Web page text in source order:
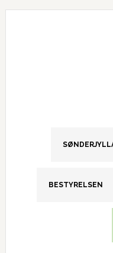
Gå
Skip
Gå
BESTYRELSEN